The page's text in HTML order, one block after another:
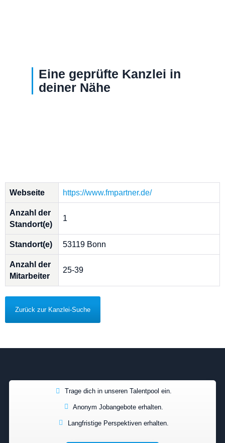
Eine geprüfte Kanzlei in
deiner Nähe
Webseite https://www.fmpartner.de/
Anzahl der
Standort(e)
1
Standort(e) 53119 Bonn
Anzahl der
Mitarbeiter
25-39
Zurück zur Kanzlei-Suche
Trage dich in unseren Talentpool ein.
Anonym Jobangebote erhalten.
Langfristige Perspektiven erhalten.